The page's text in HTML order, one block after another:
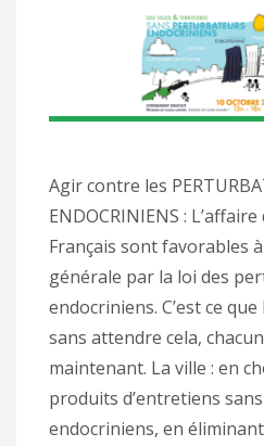
Agir contre les
ENDOCRINIENS :
Français sont favorables
générale par la loi des
endocriniens. C’est ce
sans attendre cela,
maintenant. La ville : en
produits d’entretiens
endocriniens, en